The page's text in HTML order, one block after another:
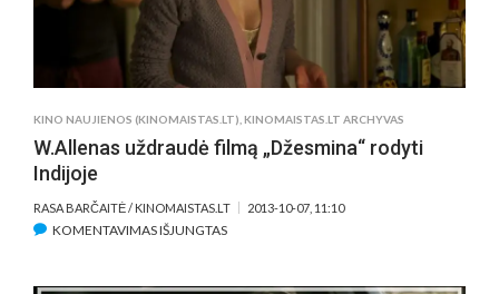
KŪRĖJAMS
KINO NAUJIENOS (KINOMAISTAS.LT) KINOMAISTAS.LT ARCHYVAS
W.Allenas uždraudė filmą „Džesmina“ rodyti
Indijoje
RASA BARČAITĖ / KINOMAISTAS.LT 2013-10-07, 11:10
KOMENTAVIMAS IŠJUNGTASĮRAŠE